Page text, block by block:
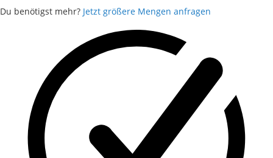
Du benötigst mehr? Jetzt größere Mengen anfragen